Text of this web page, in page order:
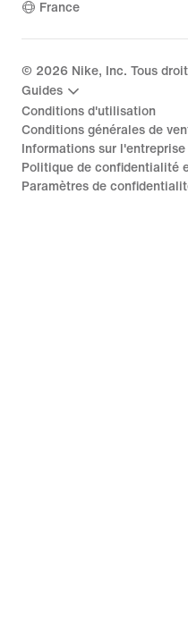
France
© 2026 Nike, Inc. Tous
Guides
Conditions d'utilisation
Conditions générales de
Informations sur l'entreprise
Politique de confidentialité
Paramètres de